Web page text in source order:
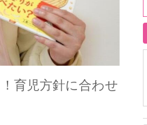
育児方針に合わせ